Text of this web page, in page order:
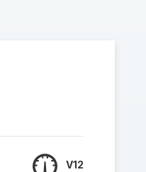
V12